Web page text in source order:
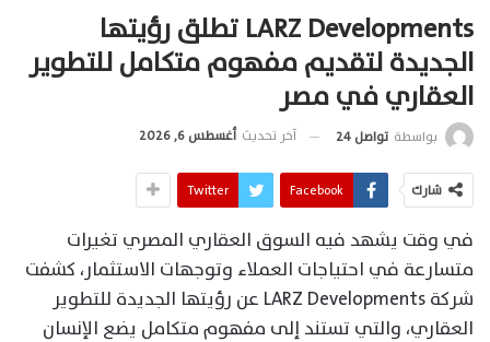
LARZ Developments تطلق رؤيتها
الجديدة لتقديم مفهوم متكامل للتطوير
العقاري في مصر
بواسطة تواصل 24 آخر تحديث أغسطس 6, 2026
شارك Facebook
Twitter
في وقت يشهد فيه السوق العقاري المصري تغيرات
متسارعة في احتياجات العملاء وتوجهات الاستثمار، كشفت
شركة LARZ Developments عن رؤيتها الجديدة للتطوير
العقاري، والتي تستند إلى مفهوم متكامل يضع الإنسان